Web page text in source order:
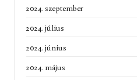
2024. szeptember
2024. július
2024. június
2024. május